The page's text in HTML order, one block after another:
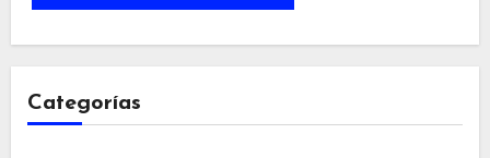
Categorías